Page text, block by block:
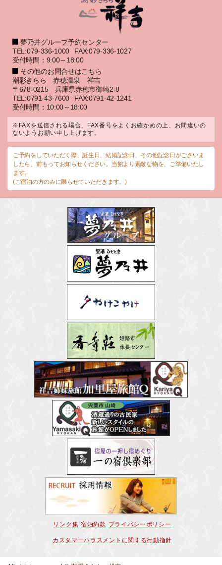
夢乃井グループ予約センター
TEL:079-336-1000
FAX:079-336-1027
受付時間：9:00～18:00
その他のお問合せはこちら
潮彩きらら 赤穂温泉 祥吉
〒678-0215 兵庫県赤穂市御崎2-8
TEL:0791-43-7600
FAX:0791-42-1241
受付時間：10:00～18:00
※FAXを送信される場合、FAX番号をよくお確かめの上、お間違いの
ないようお願い申し上げます。
ご予約をしていただく際、誕生日、結婚記念日、その他記念日がございま
したら、前もってお知らせください。当館より素敵な物を、ご準備いたし
ます。
(ご宿泊の方のみに限らせていただきます。)
リンク集 宿泊約款 プライバシーポリシー
カスタマーハラスメントに関する行動指針